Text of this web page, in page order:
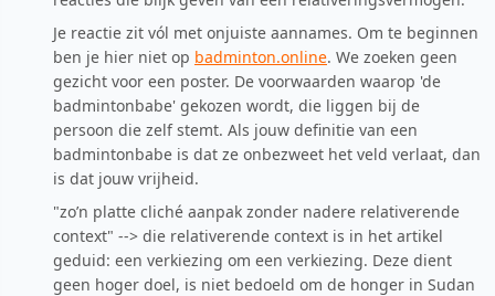
Je reactie zit vól met onjuiste aannames. Om te beginnen
ben je hier niet op badminton.online. We zoeken geen
gezicht voor een poster. De voorwaarden waarop 'de
badmintonbabe' gekozen wordt, die liggen bij de
persoon die zelf stemt. Als jouw definitie van een
badmintonbabe is dat ze onbezweet het veld verlaat, dan
is dat jouw vrijheid.
"zo’n platte cliché aanpak zonder nadere relativerende
context" --> die relativerende context is in het artikel
geduid: een verkiezing om een verkiezing. Deze dient
geen hoger doel, is niet bedoeld om de honger in Sudan